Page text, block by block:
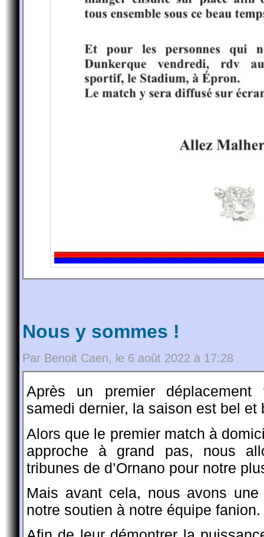
Nous y sommes !
Par Benoit Caen, le 6 août 2022 à 17:28
Après un premier
samedi dernier, la saison est bel et
Alors que le premier match à
approche à grand pas, nous
tribunes de d’Ornano pour notre
Mais avant cela, nous avons une
notre soutien à notre équipe fanion.